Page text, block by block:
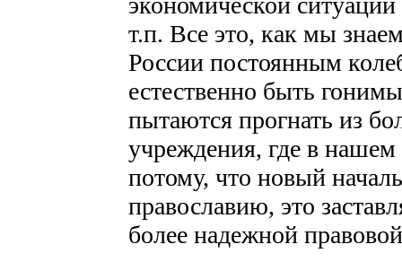
т.п. Все это, как мы
России постоянным
естественно быть
пытаются прогнать из
учреждения, где в
потому, что новый
православию, это
более надежной